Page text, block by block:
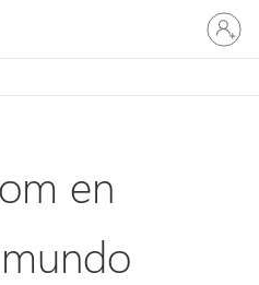
Iniciar
sesión
en
cuenta
en